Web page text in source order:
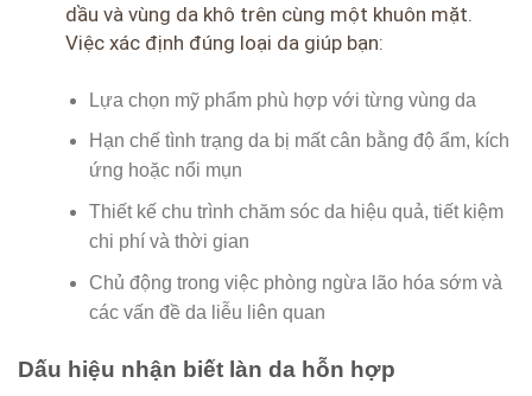
dầu và vùng da khô trên cùng một khuôn mặt.
Việc xác định đúng loại da giúp bạn:
Lựa chọn mỹ phẩm phù hợp với từng vùng da
Hạn chế tình trạng da bị mất cân bằng độ ẩm, kích
ứng hoặc nổi mụn
Thiết kế chu trình chăm sóc da hiệu quả, tiết kiệm
chi phí và thời gian
Chủ động trong việc phòng ngừa lão hóa sớm và
các vấn đề da liễu liên quan
Dấu hiệu nhận biết làn da hỗn hợp